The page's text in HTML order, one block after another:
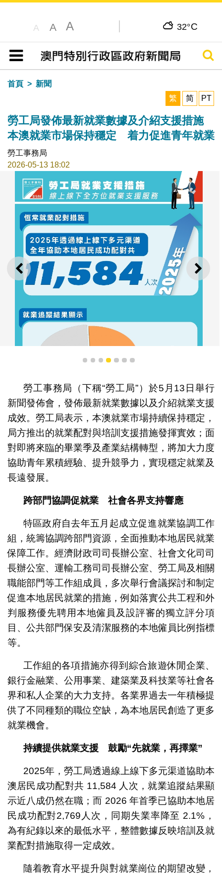
A A A 32°C
目錄
搜尋
首頁
新聞
繁
简 PT
勞工局發佈最新就業數據及介紹支援措施
本澳就業市場保持穩定 着力促進青年就業
勞工事務局
2026-05-13 18:02
上一則 下一
勞工局發佈最新就業數據及介紹支援措施 本澳就業市場
保持穩定 着力促進青年就業
1 2 3 4 5 6 7
勞工事務局（下稱“勞工局”）於5月13日舉行
新聞發佈會，發佈最新就業數據以及介紹就業支援
成效。勞工局表示，本澳就業市場持續保持穩定，
局方推出的就業配對與培訓支援措施發揮實效；面
對即將來臨的畢業季及產業結構轉型，將加大力度
協助青年累積經驗、提升競爭力，實現穩定就業及
長遠發展。
跨部門協調促就業 社會各界支持響應
特區政府自去年五月起成立促進就業協調工作
組，統籌協調跨部門資源，全面推動本地居民就業
保障工作。經濟財政司司長辦公室、社會文化司司
長辦公室、運輸工務司司長辦公室、勞工局及相關
職能部門等工作組成員，多次舉行會議探討和制定
促進本地居民就業的措施，例如落實公共工程和外
判服務優先聘用本地僱員及設評審的獨立評分項
目、公共部門保安及清潔服務的本地僱員比例指標
等。
工作組的各項措施亦得到綜合旅遊休閒企業、
銀行金融業、公用事業、建築業及科技業等社會各
界和私人企業的大力支持。各業界過去一年積極提
供了不同種類的職位空缺，為本地居民創造了更多
就業機會。
持續提供就業支援 鼓勵“先就業，再擇業”
2025年，勞工局透過線上線下多元渠道協助本
澳居民成功配對共 11,584 人次，就業追蹤結果顯
示近八成仍然在職；而 2026 年首季已協助本地居
民成功配對2,769人次，同期失業率降至 2.1%，
為有紀錄以來的最低水平，整體數據反映培訓及就
業配對措施取得一定成效。
隨着教育水平提升與對就業崗位的期望改變，